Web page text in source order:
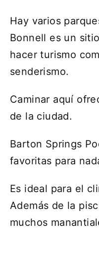
Hay varios
Bonnell es un
hacer turismo
senderismo.
Caminar aquí
de la ciudad.
Barton Springs
favoritas para
Es ideal para el
Además de la
muchos